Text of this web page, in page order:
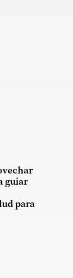
guiar
para